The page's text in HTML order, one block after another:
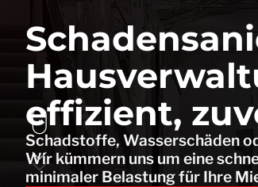
effizient,
Schadstoffe, Wasserschäden
Wir kümmern uns um eine
minimaler Belastung für Ihre